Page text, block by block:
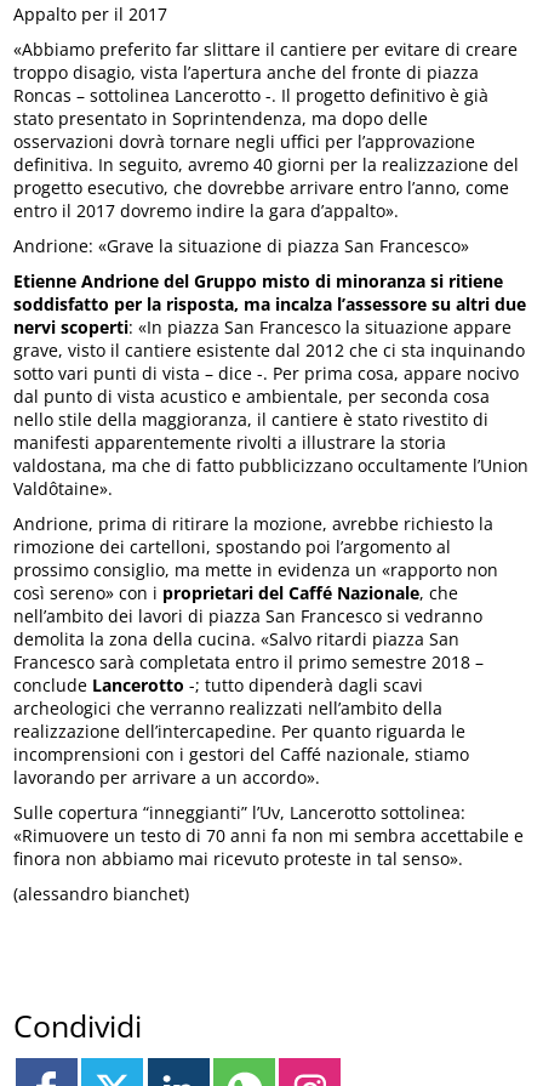
Appalto per il 2017
«Abbiamo preferito far slittare il cantiere per evitare di creare
troppo disagio, vista l’apertura anche del fronte di piazza
Roncas – sottolinea Lancerotto -. Il progetto definitivo è già
stato presentato in Soprintendenza, ma dopo delle
osservazioni dovrà tornare negli uffici per l’approvazione
definitiva. In seguito, avremo 40 giorni per la realizzazione del
progetto esecutivo, che dovrebbe arrivare entro l’anno, come
entro il 2017 dovremo indire la gara d’appalto».
Andrione: «Grave la situazione di piazza San Francesco»
Etienne Andrione del Gruppo misto di minoranza si ritiene
soddisfatto per la risposta, ma incalza l’assessore su altri due
nervi scoperti: «In piazza San Francesco la situazione appare
grave, visto il cantiere esistente dal 2012 che ci sta inquinando
sotto vari punti di vista – dice -. Per prima cosa, appare nocivo
dal punto di vista acustico e ambientale, per seconda cosa
nello stile della maggioranza, il cantiere è stato rivestito di
manifesti apparentemente rivolti a illustrare la storia
valdostana, ma che di fatto pubblicizzano occultamente l’Union
Valdôtaine».
Andrione, prima di ritirare la mozione, avrebbe richiesto la
rimozione dei cartelloni, spostando poi l’argomento al
prossimo consiglio, ma mette in evidenza un «rapporto non
così sereno» con i proprietari del Caffé Nazionale, che
nell’ambito dei lavori di piazza San Francesco si vedranno
demolita la zona della cucina. «Salvo ritardi piazza San
Francesco sarà completata entro il primo semestre 2018 –
conclude Lancerotto -; tutto dipenderà dagli scavi
archeologici che verranno realizzati nell’ambito della
realizzazione dell’intercapedine. Per quanto riguarda le
incomprensioni con i gestori del Caffé nazionale, stiamo
lavorando per arrivare a un accordo».
Sulle copertura “inneggianti” l’Uv, Lancerotto sottolinea:
«Rimuovere un testo di 70 anni fa non mi sembra accettabile e
finora non abbiamo mai ricevuto proteste in tal senso».
(alessandro bianchet)
Condividi